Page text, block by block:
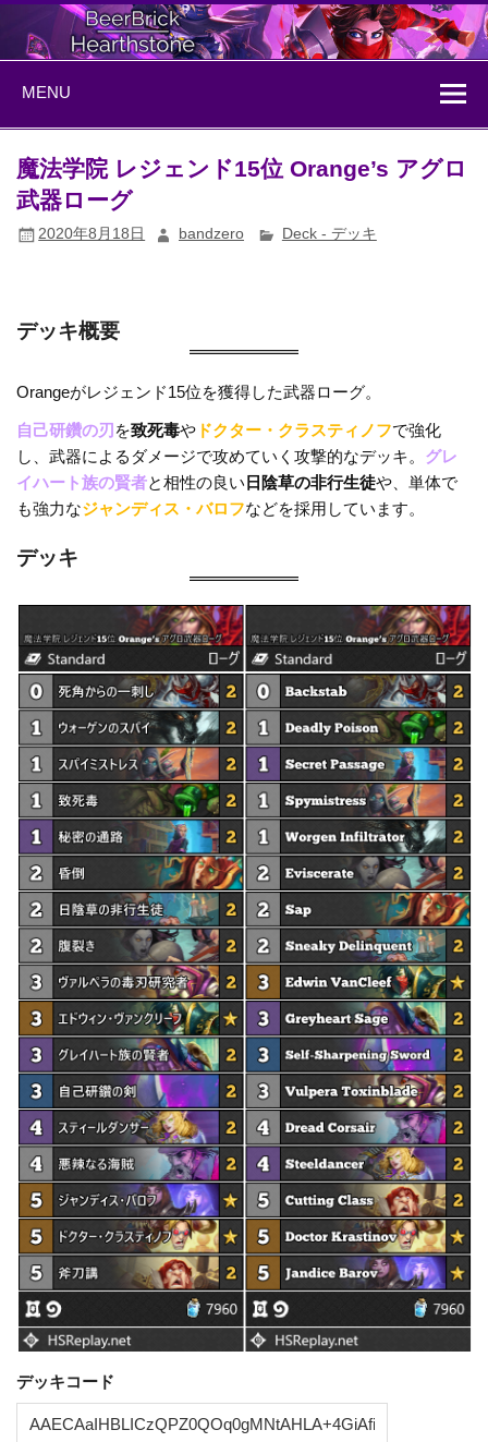
Skip
content
BeerBrick
Hearthstone
MENU
魔法学院 レジェンド15位 Orange’s アグロ
武器ローグ
2020年8月18日 bandzero Deck - デッキ
デッキ概要
Orangeがレジェンド15位を獲得した武器ローグ。
自己研鑽の刃 を致死毒や ドクター・クラスティノフで強化
し、武器によるダメージで攻めていく攻撃的なデッキ。 グレ
イハート族の賢者と相性の良い 日陰草の非行生徒や、単体で
も強力なジャンディス・バロフなどを採用しています。
デッキ
デッキコード